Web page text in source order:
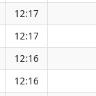
12:17
12:17
12:16
12:16